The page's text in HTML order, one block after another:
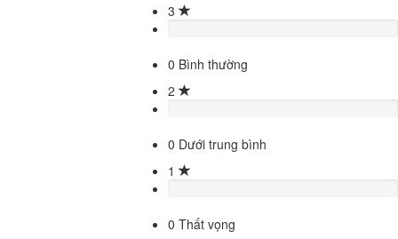
3
0 Bình thường
2
0 Dưới trung bình
1
0 Thất vọng